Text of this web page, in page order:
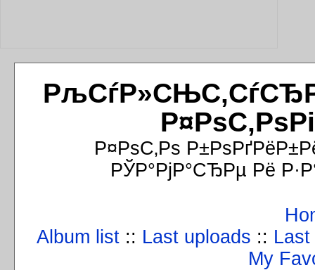
Р¤РѕС‚Рѕ
РЎР°РјР°СЂРµ Рё
Album list :: Last uploads ::
My